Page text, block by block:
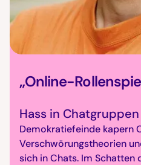
„Online-
Hass in
Demokratiefeinde kapern
Verschwörungstheorien
sich in Chats. Im Schatten